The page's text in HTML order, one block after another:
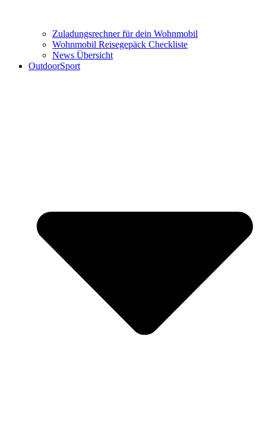
Zuladungsrechner für dein Wohnmobil
Wohnmobil Reisegepäck Checkliste
News Übersicht
OutdoorSport